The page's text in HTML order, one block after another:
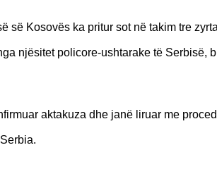
së Kosovës ka pritur sot në takim tre
njësitet policore-ushtarake të Serbisë,
aktakuza dhe janë liruar me